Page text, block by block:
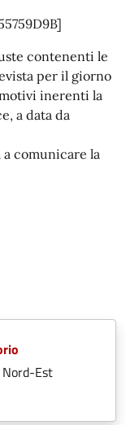
contenenti le
per il giorno
inerenti la
a data da
a comunicare la
Est